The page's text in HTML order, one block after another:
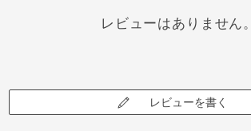
レビューはありません。
レビューを書く